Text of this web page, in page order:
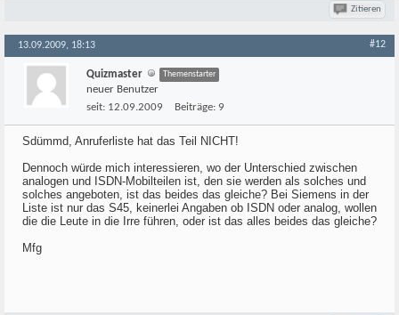
Zitieren
13.09.2009, 18:13 #12
Quizmaster Themenstarter
neuer Benutzer
seit: 12.09.2009 Beiträge: 9
Sdümmd, Anruferliste hat das Teil NICHT!
Dennoch würde mich interessieren, wo der Unterschied zwischen
analogen und ISDN-Mobilteilen ist, den sie werden als solches und
solches angeboten, ist das beides das gleiche? Bei Siemens in der
Liste ist nur das S45, keinerlei Angaben ob ISDN oder analog, wollen
die die Leute in die Irre führen, oder ist das alles beides das gleiche?
Mfg